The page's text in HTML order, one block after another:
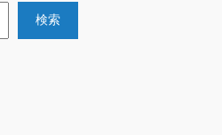
検索